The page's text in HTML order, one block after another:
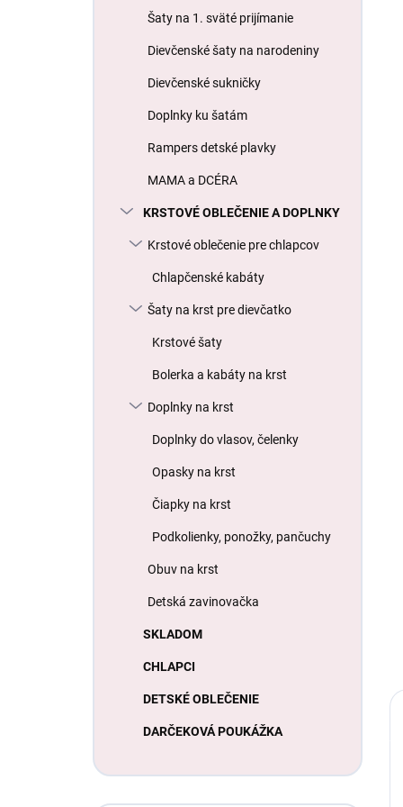
Šaty na 1. sväté prijímanie
Dievčenské šaty na narodeniny
Dievčenské sukničky
Doplnky ku šatám
Rampers detské plavky
MAMA a DCÉRA
KRSTOVÉ OBLEČENIE A DOPLNKY
Krstové oblečenie pre chlapcov
Chlapčenské kabáty
Šaty na krst pre dievčatko
Krstové šaty
Bolerka a kabáty na krst
Doplnky na krst
Doplnky do vlasov, čelenky
Opasky na krst
Čiapky na krst
Podkolienky, ponožky, pančuchy
Obuv na krst
Detská zavinovačka
SKLADOM
CHLAPCI
DETSKÉ OBLEČENIE
DARČEKOVÁ POUKÁŽKA